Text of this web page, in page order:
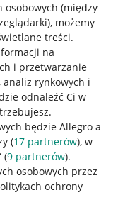
osobowych (między
, możemy
treści.
na
i przetwarzanie
rynkowych i
odnaleźć Ci w
będzie Allegro a
(17 partnerów), w
(9 partnerów).
osobowych przez
ochrony